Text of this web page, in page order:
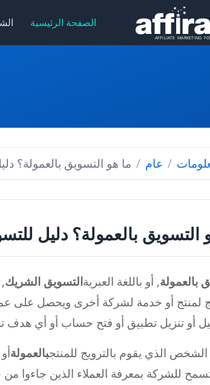
الصفحة الرئيسية
عام ما هو التسويق بالعمولة؟
التسويق بالعمولة؟ دليل
بالعمولة, أو باللغة العبريةالتسويق الشريك
لمنتج أو خدمة لشركة أخرى ويحصل على
أو تنزيل تطبيق أو فتح حساب أو أي هدف
الذي يقوم بالترويج للمنتجبالعمولة
للشركة بمعرفة العملاء الذين جاءوا